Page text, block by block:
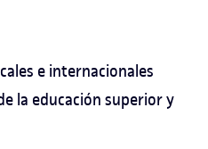
e internacionales
la educación superior y